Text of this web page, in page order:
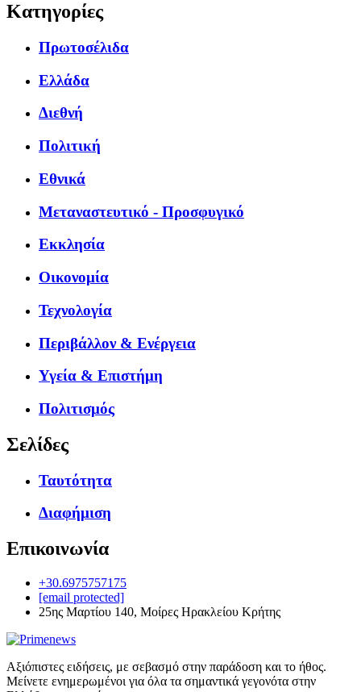
Κατηγορίες
Πρωτοσέλιδα
Ελλάδα
Διεθνή
Πολιτική
Εθνικά
Μεταναστευτικό - Προσφυγικό
Εκκλησία
Οικονομία
Τεχνολογία
Περιβάλλον & Ενέργεια
Υγεία & Επιστήμη
Πολιτισμός
Σελίδες
Ταυτότητα
Διαφήμιση
Επικοινωνία
+30.6975757175
[email protected]
25ης Μαρτίου 140, Μοίρες Ηρακλείου Κρήτης
Αξιόπιστες ειδήσεις, με σεβασμό στην παράδοση και το ήθος.
Μείνετε ενημερωμένοι για όλα τα σημαντικά γεγονότα στην